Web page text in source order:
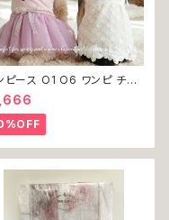
ピース O1 O6 ワンピ チュ
レース 花 フラワー 女の子
服 小型 猫 服 洋服 ペット
ドッグウェア おしゃれ かわ
返品交換不可